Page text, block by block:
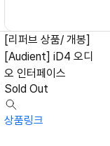
[리퍼브 상품/ 개봉]
[Audient] iD4 오디
오 인터페이스
Sold Out
상품링크